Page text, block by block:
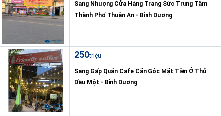
Sang Nhượng Cửa Hàng Trang Sức Trung Tâm
Thành Phố Thuận An - Bình Dương
250triệu
Sang Gấp Quán Cafe Căn Góc Mặt Tiền Ở Thủ
Dầu Một - Bình Dương